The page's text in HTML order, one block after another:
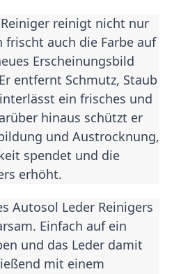
reinigt nicht nur
auch die Farbe auf
Erscheinungsbild
entfernt Schmutz, Staub
ein frisches und
hinaus schützt er
und Austrocknung,
spendet und die
erhöht.
Autosol Leder Reinigers
Einfach auf ein
und das Leder damit
mit einem